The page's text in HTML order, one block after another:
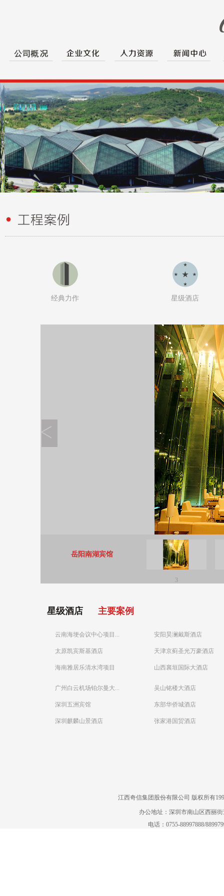
经典力作 星级酒店
岳阳南湖宾馆
3
星级酒店 主要案例
云南海埂会议中心项目...
太原凯宾斯基酒店
海南雅居乐清水湾项目
广州白云机场铂尔曼大...
深圳五洲宾馆
深圳麒麟山景酒店
安阳昊澜戴斯酒店
天津京蓟圣光万豪酒店
山西襄垣国际大酒店
吴山铭楼大酒店
东部华侨城酒店
张家港国贸酒店
江西奇信集团股份有限公司 版权所有
办公地址：深圳市南山区西丽
电话：0755-88997888/